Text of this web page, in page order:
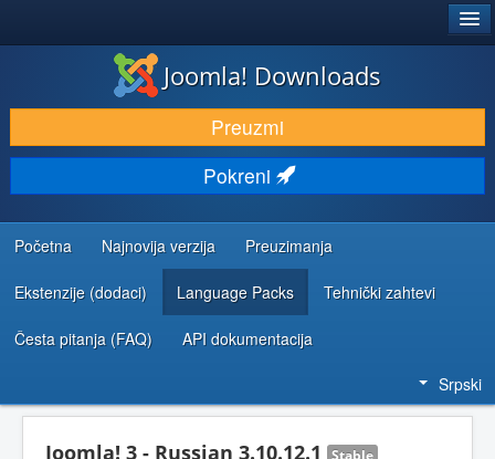
PREUZIMANJE I PROŠIRENJA (EKSTENZIJE)
OTKRIJTE I NAUČITE
ZAJEDNICA I PODRŠKA
RESURSI ZA RAZVOJ
Joomla! Downloads
Preuzmi
Pokreni
Početna Najnovija verzija Preuzimanja
Ekstenzije (dodaci) Language Packs Tehnički zahtevi
Česta pitanja (FAQ) API dokumentacija
Srpski
Joomla! 3 - Russian 3.10.12.1 Stable